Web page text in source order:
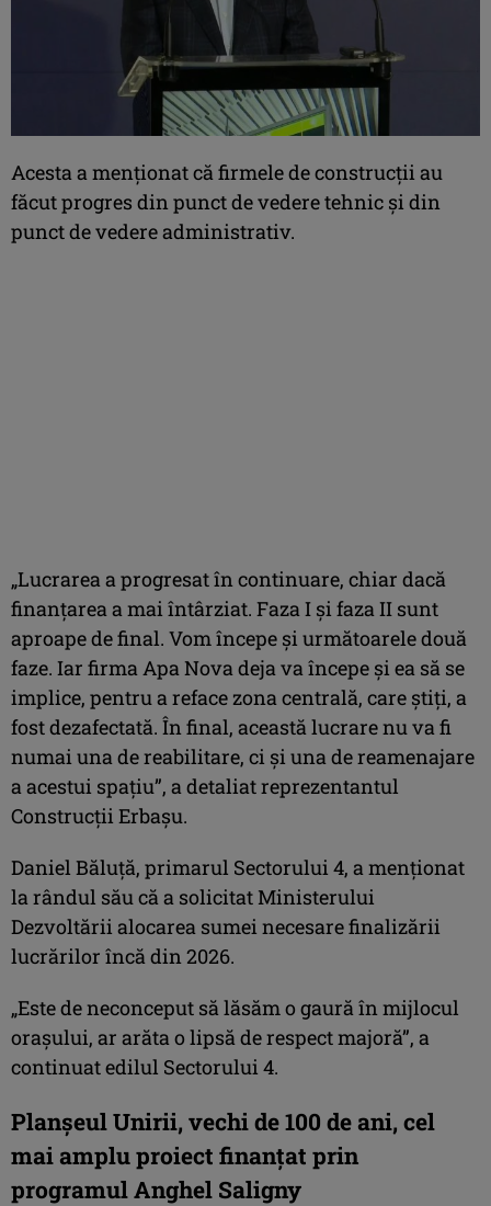
Acesta a menționat că firmele de construcții au
făcut progres din punct de vedere tehnic și din
punct de vedere administrativ.
„Lucrarea a progresat în continuare, chiar dacă
finanțarea a mai întârziat. Faza I și faza II sunt
aproape de final. Vom începe și următoarele două
faze. Iar firma Apa Nova deja va începe și ea să se
implice, pentru a reface zona centrală, care știți, a
fost dezafectată. În final, această lucrare nu va fi
numai una de reabilitare, ci și una de reamenajare
a acestui spațiu”, a detaliat reprezentantul
Construcții Erbașu.
Daniel Băluță, primarul Sectorului 4, a menționat
la rândul său că a solicitat Ministerului
Dezvoltării alocarea sumei necesare finalizării
lucrărilor încă din 2026.
„Este de neconceput să lăsăm o gaură în mijlocul
orașului, ar arăta o lipsă de respect majoră”, a
continuat edilul Sectorului 4.
Planșeul Unirii, vechi de 100 de ani, cel
mai amplu proiect finanțat prin
programul Anghel Saligny